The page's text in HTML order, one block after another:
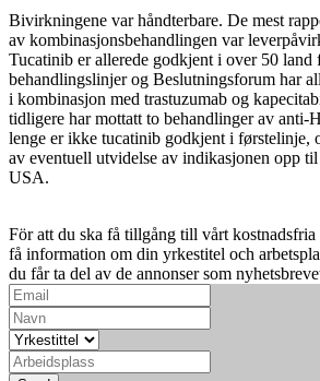
Bivirkningene var håndterbare. De mest
av kombinasjonsbehandlingen var
Tucatinib er allerede godkjent i over 50 land
behandlingslinjer og Beslutningsforum har
i kombinasjon med trastuzumab og
tidligere har mottatt to behandlinger av anti-
lenge er ikke tucatinib godkjent i førstelinje,
av eventuell utvidelse av indikasjonen opp
USA.
För att du ska få tillgång till vårt
få information om din yrkestitel och
du får ta del av de annonser som